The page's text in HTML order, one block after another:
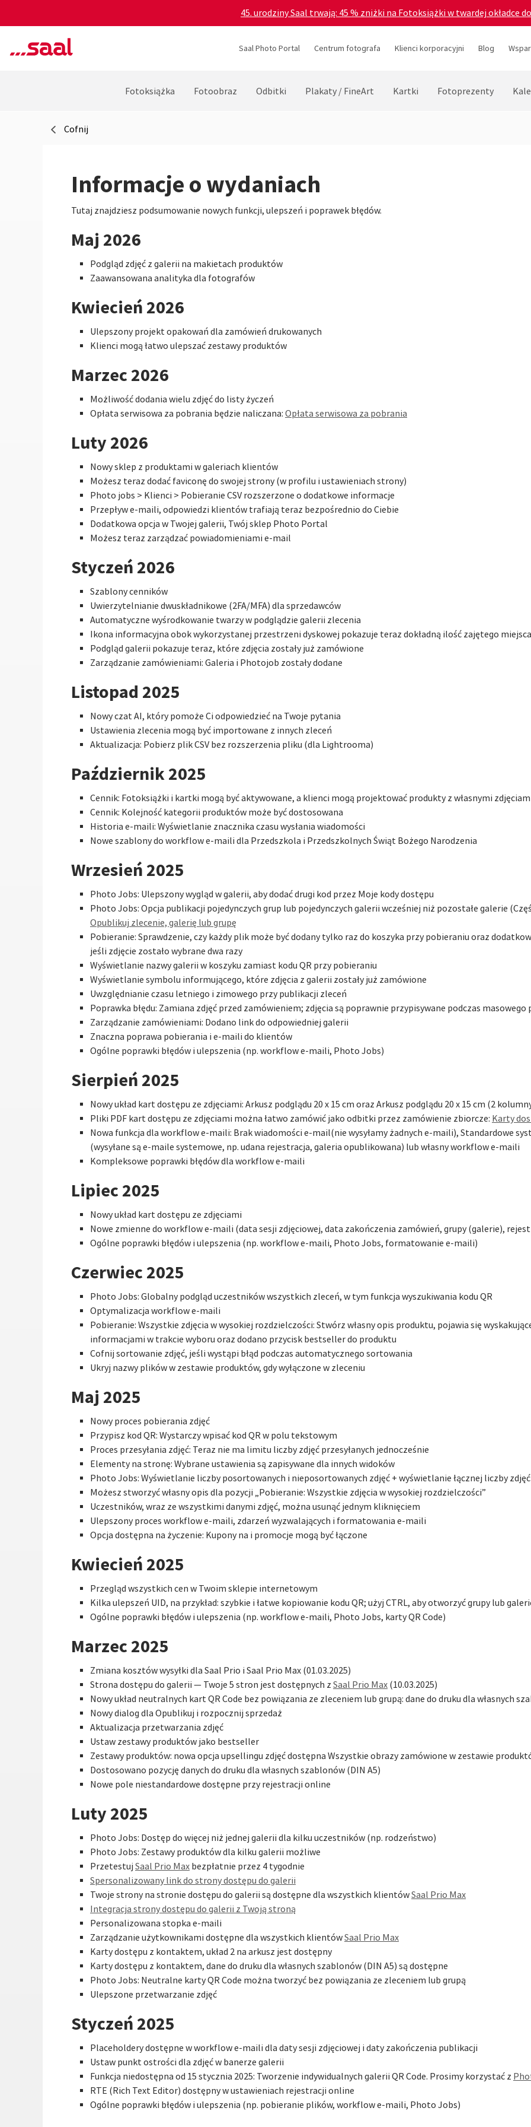
45. urodziny Saal trwają: 45 % zniżki na Fotoksiążki w twardej okładce
Saal Photo Portal Centrum fotografa Klienci korporacyjni Blog
Fotoksiążka Fotoobraz Odbitki Plakaty / FineArt Kartki Fotoprezenty
Cofnij
Informacje o wydaniach
Tutaj znajdziesz podsumowanie nowych funkcji, ulepszeń i poprawek błędów.
Maj 2026
Podgląd zdjęć z galerii na makietach produktów
Zaawansowana analityka dla fotografów
Kwiecień 2026
Ulepszony projekt opakowań dla zamówień drukowanych
Klienci mogą łatwo ulepszać zestawy produktów
Marzec 2026
Możliwość dodania wielu zdjęć do listy życzeń
Opłata serwisowa za pobrania będzie naliczana: Opłata serwisowa za pobrania
Luty 2026
Nowy sklep z produktami w galeriach klientów
Możesz teraz dodać faviconę do swojej strony (w profilu i ustawieniach strony)
Photo jobs > Klienci > Pobieranie CSV rozszerzone o dodatkowe informacje
Przepływ e-maili, odpowiedzi klientów trafiają teraz bezpośrednio do Ciebie
Dodatkowa opcja w Twojej galerii, Twój sklep Photo Portal
Możesz teraz zarządzać powiadomieniami e-mail
Styczeń 2026
Szablony cenników
Uwierzytelnianie dwuskładnikowe (2FA/MFA) dla sprzedawców
Automatyczne wyśrodkowanie twarzy w podglądzie galerii zlecenia
Ikona informacyjna obok wykorzystanej przestrzeni dyskowej pokazuje teraz dokładną ilość zajętego miejsca
Podgląd galerii pokazuje teraz, które zdjęcia zostały już zamówione
Zarządzanie zamówieniami: Galeria i Photojob zostały dodane
Listopad 2025
Nowy czat AI, który pomoże Ci odpowiedzieć na Twoje pytania
Ustawienia zlecenia mogą być importowane z innych zleceń
Aktualizacja: Pobierz plik CSV bez rozszerzenia pliku (dla Lightrooma)
Październik 2025
Cennik: Fotoksiążki i kartki mogą być aktywowane, a klienci mogą projektować produkty z własnymi
Cennik: Kolejność kategorii produktów może być dostosowana
Historia e-maili: Wyświetlanie znacznika czasu wysłania wiadomości
Nowe szablony do workflow e-maili dla Przedszkola i Przedszkolnych Świąt Bożego Narodzenia
Wrzesień 2025
Photo Jobs: Ulepszony wygląd w galerii, aby dodać drugi kod przez Moje kody dostępu
Photo Jobs: Opcja publikacji pojedynczych grup lub pojedynczych galerii wcześniej niż pozostałe galerie
Opublikuj zlecenie, galerię lub grupę
Pobieranie: Sprawdzenie, czy każdy plik może być dodany tylko raz do koszyka przy pobieraniu oraz
jeśli zdjęcie zostało wybrane dwa razy
Wyświetlanie nazwy galerii w koszyku zamiast kodu QR przy pobieraniu
Wyświetlanie symbolu informującego, które zdjęcia z galerii zostały już zamówione
Uwzględnianie czasu letniego i zimowego przy publikacji zleceń
Poprawka błędu: Zamiana zdjęć przed zamówieniem; zdjęcia są poprawnie przypisywane podczas masowego
Zarządzanie zamówieniami: Dodano link do odpowiedniej galerii
Znaczna poprawa pobierania i e-maili do klientów
Ogólne poprawki błędów i ulepszenia (np. workflow e-maili, Photo Jobs)
Sierpień 2025
Nowy układ kart dostępu ze zdjęciami: Arkusz podglądu 20 x 15 cm oraz Arkusz podglądu 20 x 15 cm (2
Pliki PDF kart dostępu ze zdjęciami można łatwo zamówić jako odbitki przez zamówienie zbiorcze: Karty
Nowa funkcja dla workflow e-maili: Brak wiadomości e-mail(nie wysyłamy żadnych e-maili), Standardowe
(wysyłane są e-maile systemowe, np. udana rejestracja, galeria opublikowana) lub własny workflow e-maili
Kompleksowe poprawki błędów dla workflow e-maili
Lipiec 2025
Nowy układ kart dostępu ze zdjęciami
Nowe zmienne do workflow e-maili (data sesji zdjęciowej, data zakończenia zamówień, grupy (galerie),
Ogólne poprawki błędów i ulepszenia (np. workflow e-maili, Photo Jobs, formatowanie e-maili)
Czerwiec 2025
Photo Jobs: Globalny podgląd uczestników wszystkich zleceń, w tym funkcja wyszukiwania kodu QR
Optymalizacja workflow e-maili
Pobieranie: Wszystkie zdjęcia w wysokiej rozdzielczości: Stwórz własny opis produktu, pojawia się
informacjami w trakcie wyboru oraz dodano przycisk bestseller do produktu
Cofnij sortowanie zdjęć, jeśli wystąpi błąd podczas automatycznego sortowania
Ukryj nazwy plików w zestawie produktów, gdy wyłączone w zleceniu
Maj 2025
Nowy proces pobierania zdjęć
Przypisz kod QR: Wystarczy wpisać kod QR w polu tekstowym
Proces przesyłania zdjęć: Teraz nie ma limitu liczby zdjęć przesyłanych jednocześnie
Elementy na stronę: Wybrane ustawienia są zapisywane dla innych widoków
Photo Jobs: Wyświetlanie liczby posortowanych i nieposortowanych zdjęć + wyświetlanie łącznej liczby zdjęć
Możesz stworzyć własny opis dla pozycji „Pobieranie: Wszystkie zdjęcia w wysokiej rozdzielczości”
Uczestników, wraz ze wszystkimi danymi zdjęć, można usunąć jednym kliknięciem
Ulepszony proces workflow e-maili, zdarzeń wyzwalających i formatowania e-maili
Opcja dostępna na życzenie: Kupony na i promocje mogą być łączone
Kwiecień 2025
Przegląd wszystkich cen w Twoim sklepie internetowym
Kilka ulepszeń UID, na przykład: szybkie i łatwe kopiowanie kodu QR; użyj CTRL, aby otworzyć grupy lub
Ogólne poprawki błędów i ulepszenia (np. workflow e-maili, Photo Jobs, karty QR Code)
Marzec 2025
Zmiana kosztów wysyłki dla Saal Prio i Saal Prio Max (01.03.2025)
Strona dostępu do galerii — Twoje 5 stron jest dostępnych z Saal Prio Max (10.03.2025)
Nowy układ neutralnych kart QR Code bez powiązania ze zleceniem lub grupą: dane do druku dla własnych
Nowy dialog dla Opublikuj i rozpocznij sprzedaż
Aktualizacja przetwarzania zdjęć
Ustaw zestawy produktów jako bestseller
Zestawy produktów: nowa opcja upsellingu zdjęć dostępna Wszystkie obrazy zamówione w zestawie
Dostosowano pozycję danych do druku dla własnych szablonów (DIN A5)
Nowe pole niestandardowe dostępne przy rejestracji online
Luty 2025
Photo Jobs: Dostęp do więcej niż jednej galerii dla kilku uczestników (np. rodzeństwo)
Photo Jobs: Zestawy produktów dla kilku galerii możliwe
Przetestuj Saal Prio Max bezpłatnie przez 4 tygodnie
Spersonalizowany link do strony dostępu do galerii
Twoje strony na stronie dostępu do galerii są dostępne dla wszystkich klientówSaal Prio Max
Integracja strony dostępu do galerii z Twoją stroną
Personalizowana stopka e-maili
Zarządzanie użytkownikami dostępne dla wszystkich klientówSaal Prio Max
Karty dostępu z kontaktem, układ 2 na arkusz jest dostępny
Karty dostępu z kontaktem, dane do druku dla własnych szablonów (DIN A5) są dostępne
Photo Jobs: Neutralne karty QR Code można tworzyć bez powiązania ze zleceniem lub grupą
Ulepszone przetwarzanie zdjęć
Styczeń 2025
Placeholdery dostępne w workflow e-maili dla daty sesji zdjęciowej i daty zakończenia publikacji
Ustaw punkt ostrości dla zdjęć w banerze galerii
Funkcja niedostępna od 15 stycznia 2025: Tworzenie indywidualnych galerii QR Code. Prosimy korzystać z
RTE (Rich Text Editor) dostępny w ustawieniach rejestracji online
Ogólne poprawki błędów i ulepszenia (np. pobieranie plików, workflow e-maili, Photo Jobs)